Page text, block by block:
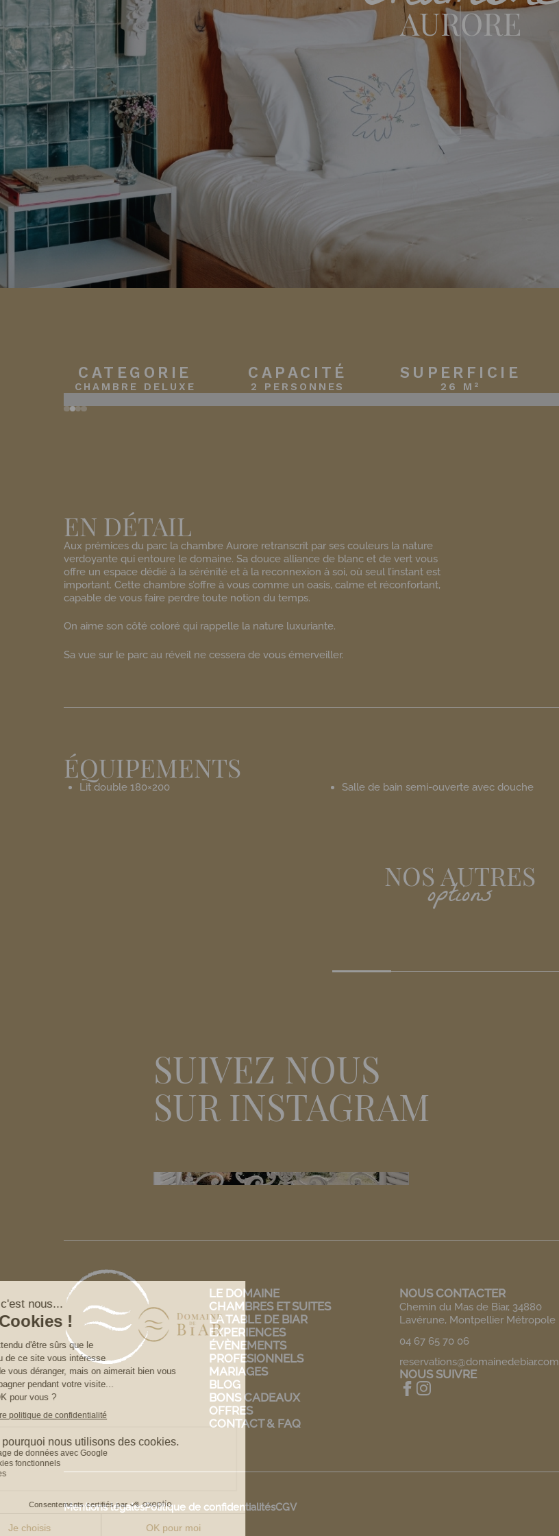
AURORE
CATEGORIE
CHAMBRE DELUXE
CAPACITÉ
2 PERSONNES
SUPERFICIE
26 M²
Slide 2 of 4.
EN DÉTAIL
Aux prémices du parc la chambre Aurore retranscrit par ses couleurs la nature
verdoyante qui entoure le domaine. Sa douce alliance de blanc et de vert vous
offre un espace dédié à la sérénité et à la reconnexion à soi, où seul l’instant est
important. Cette chambre s’offre à vous comme un oasis, calme et réconfortant,
capable de vous faire perdre toute notion du temps.
On aime son côté coloré qui rappelle la nature luxuriante.
Sa vue sur le parc au réveil ne cessera de vous émerveiller.
ÉQUIPEMENTS
Lit double 180×200 Salle de bain semi-ouverte avec douche
NOS AUTRES
options
SUIVEZ NOUS
SUR INSTAGRAM
LE DOMAINE
CHAMBRES ET SUITES
LA TABLE DE BIAR
EXPERIENCES
ÉVÈNEMENTS
PROFESIONNELS
MARIAGES
BLOG
BONS CADEAUX
OFFRES
CONTACT & FAQ
NOUS CONTACTER
Chemin du Mas de Biar, 34880
Lavérune, Montpellier Métropole
04 67 65 70 06
reservations@domainedebiar.com
NOUS SUIVRE
Mentions légalesPolitique de confidentialitésCGV